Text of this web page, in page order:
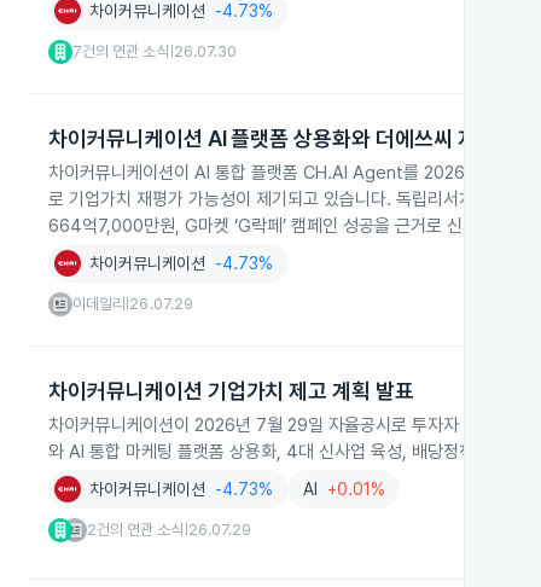
차이커뮤니케이션 -4.73%
7건의 연관 소식 26.07.30
차이커뮤니케이션 AI 플랫폼 상용화와 더에쓰씨 지분 인
차이커뮤니케이션이 AI 통합 플랫폼 CH.AI Agent를 2026년 상용화
로 기업가치 재평가 가능성이 제기되고 있습니다. 독립리서치
664억7,000만원, G마켓 ‘G락페’ 캠페인 성공을 근거로 신사업과 실
차이커뮤니케이션 -4.73%
이데일리 26.07.29
차이커뮤니케이션 기업가치 제고 계획 발표
차이커뮤니케이션이 2026년 7월 29일 자율공시로 투자자 대상 기
와 AI 통합 마케팅 플랫폼 상용화, 4대 신사업 육성, 배당정책 도입 등
차이커뮤니케이션 -4.73% AI +0.01%
2건의 연관 소식 26.07.29